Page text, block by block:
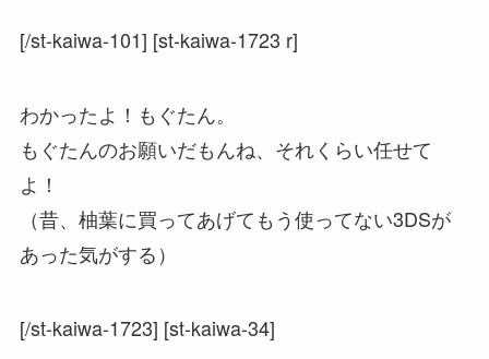
[/st-kaiwa-101] [st-kaiwa-1723 r]
わかったよ！もぐたん。
もぐたんのお願いだもんね、それくらい任せて
よ！
（昔、柚葉に買ってあげてもう使ってない3DSが
あった気がする）
[/st-kaiwa-1723] [st-kaiwa-34]